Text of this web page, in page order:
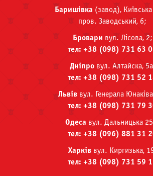
Баришівка (завод),
пров. Заводський, 6;
Бровари вул. Лісова, 2;
тел: +38 (098) 731 63
Дніпровул. Алтайска,
тел: +38 (098) 731 52
Львіввул. Генерала
тел: +38 (098) 731 79
Одеса вул. Дальницька
тел: +38 (096) 881 31
Харківвул. Киргизька,
тел: +38 (098) 731 59